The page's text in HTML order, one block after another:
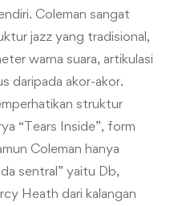
Coleman sangat
jazz yang tradisional,
warna suara, artikulasi
daripada akor-akor.
struktur
“Tears Inside”, form
Coleman hanya
sentral” yaitu Db,
Heath dari kalangan